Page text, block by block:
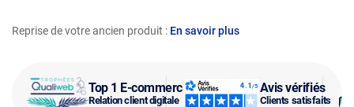
Top 1 E-commerce
Relation client digitale
Avis vérifiés
Clients satisfaits
Reprise de votre ancien produit : En savoir plus